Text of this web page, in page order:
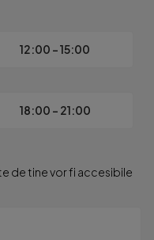
12:00 - 15:00
18:00 - 21:00
de tine vor fi accesibile